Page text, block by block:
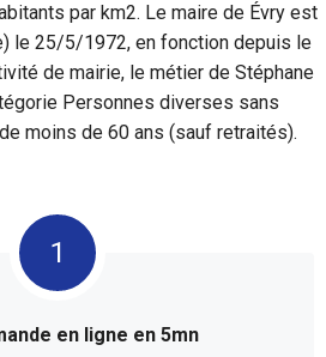
par km2. Le maire de Évry est
le 25/5/1972, en fonction depuis le
de mairie, le métier de Stéphane
Personnes diverses sans
moins de 60 ans (sauf retraités).
en ligne en 5mn